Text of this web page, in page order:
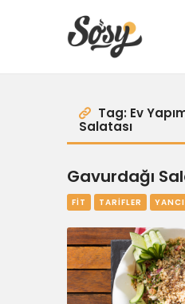
Tag: Ev
Salatası
Gavurdağı
FIT TARIFLER YANCI